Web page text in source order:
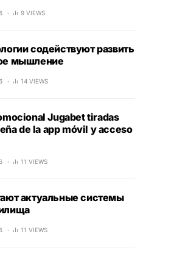
9 VIEWS
содействуют развить
мышление
14 VIEWS
Jugabet tiradas
de la app móvil y acceso
11 VIEWS
актуальные системы
11 VIEWS